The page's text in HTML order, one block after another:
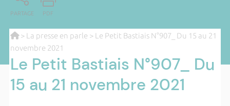
PARTAGE PDF
> La presse en parle > Le Petit Bastiais N°907_ Du 15 au 21
novembre 2021
Le Petit Bastiais N°907_ Du
15 au 21 novembre 2021